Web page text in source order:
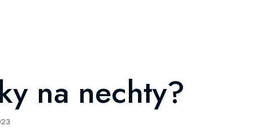
na nechty?